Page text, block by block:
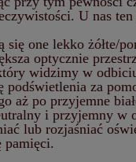
U nas
one lekko żółte/
optycznie
widzimy w
za
aż po przyjemne
i przyjemny w
lub rozjaśniać
pamięci.